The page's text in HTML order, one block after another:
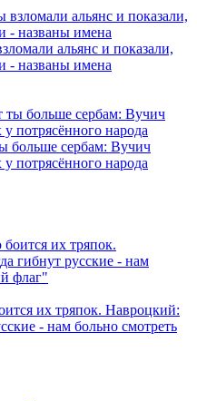
альянс и показали,
- названы имена
больше сербам: Вучич
у потрясённого народа
их тряпок. Навроцкий:
- нам больно смотреть